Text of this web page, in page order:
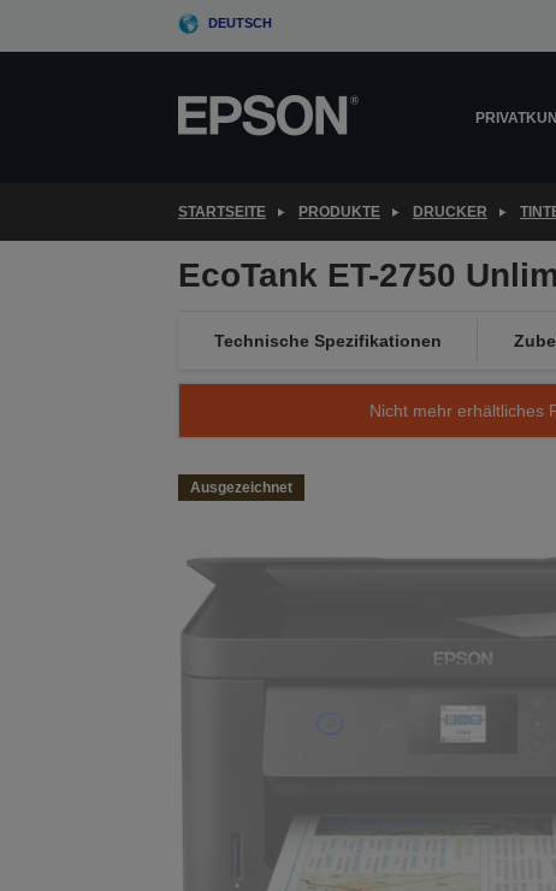
DEUTSCH
STARTSEITE PRODUKTE DRUCKER
EcoTank ET-2750
Technische Spezifikationen
Nicht mehr erhältliches
Ausgezeichnet